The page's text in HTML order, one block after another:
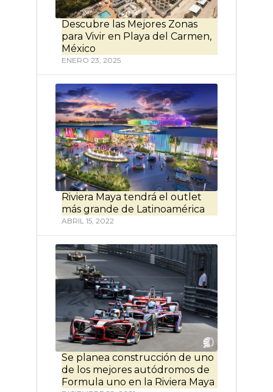
Descubre las Mejores Zonas
para Vivir en Playa del Carmen,
México
ENERO 23, 2025
Riviera Maya tendrá el outlet
más grande de Latinoamérica
ABRIL 15, 2022
Se planea construcción de uno
de los mejores autódromos de
Formula uno en la Riviera Maya